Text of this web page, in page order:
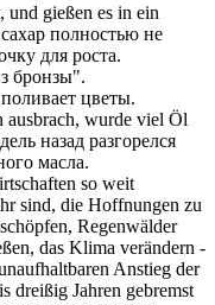
und gießen es in ein
полностью не
для роста.
бронзы".
поливает цветы.
ausbrach, wurde viel Öl
назад разгорелся
масла.
so weit
sind, die Hoffnungen zu
Regenwälder
, das Klima verändern -
Anstieg der
dreißig Jahren gebremst